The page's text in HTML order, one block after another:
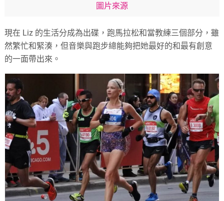
圖片來源
現在 Liz 的生活分成為出碟，跑馬拉松和當教練三個部分，雖
然繁忙和緊湊，但音樂與跑步總能夠把她最好的和最有創意
的一面帶出來。